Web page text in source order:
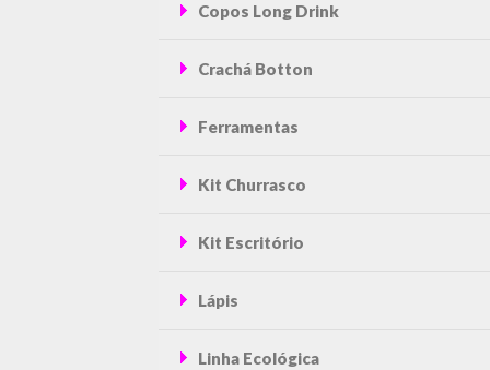
Copos Long Drink
Crachá Botton
Ferramentas
Kit Churrasco
Kit Escritório
Lápis
Linha Ecológica